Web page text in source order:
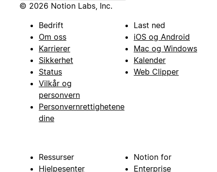
© 2026 Notion Labs, Inc.
Bedrift
Om oss
Karrierer
Sikkerhet
Status
Vilkår og
personvern
Personvernrettighetene
dine
Last ned
iOS og Android
Mac og Windows
Kalender
Web Clipper
Ressurser
Hjelpesenter
Notion for
Enterprise